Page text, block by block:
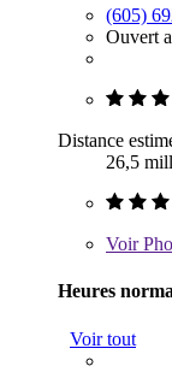
(605)
Ouvert
Distance
26,5
Voir
Heures
Voir tout